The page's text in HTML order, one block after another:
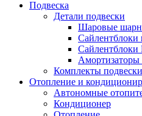
Подвеска
Детали подвески
Шаровые
Сайлентблоки
Сайлентблоки
Комплекты подвески
Отопление и
Автономные
Кондиционер